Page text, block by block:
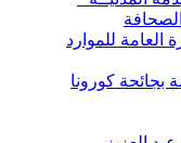
العامة للموارد
بجائحة كورونا